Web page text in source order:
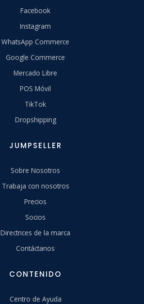
Facebook
Instagram
WhatsApp Commerce
Google Commerce
Mercado Libre
POS Móvil
TikTok
Dropshipping
JUMPSELLER
Sobre Nosotros
Trabaja con nosotros
Precios
Socios
Directrices de la marca
Contáctanos
CONTENIDO
Centro de Ayuda